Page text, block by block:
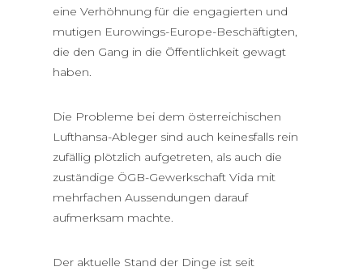
eine Verhöhnung für die engagierten und
mutigen Eurowings-Europe-Beschäftigten,
die den Gang in die Öffentlichkeit gewagt
haben.
Die Probleme bei dem österreichischen
Lufthansa-Ableger sind auch keinesfalls rein
zufällig plötzlich aufgetreten, als auch die
zuständige ÖGB-Gewerkschaft Vida mit
mehrfachen Aussendungen darauf
aufmerksam machte.
Der aktuelle Stand der Dinge ist seit